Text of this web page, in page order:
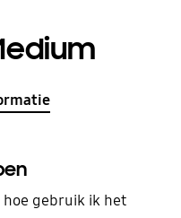
gebruik ik het